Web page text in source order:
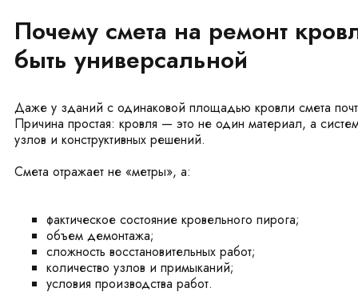
Почему смета на ремонт
быть универсальной
Даже у зданий с одинаковой площадью кровли смета
Причина простая: кровля — это не один материал, а
узлов и конструктивных решений.
Смета отражает не «метры», а:
фактическое состояние кровельного пирога;
объем демонтажа;
сложность восстановительных работ;
количество узлов и примыканий;
условия производства работ.